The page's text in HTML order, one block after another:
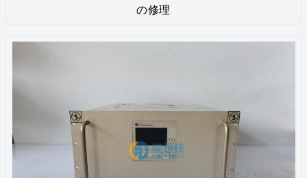
の修理